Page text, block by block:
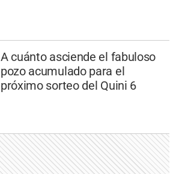
A cuánto asciende el fabuloso
pozo acumulado para el
próximo sorteo del Quini 6